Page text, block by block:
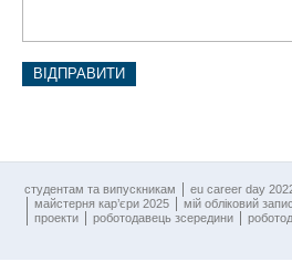
cтудентам та випускникам eu career day
майстерня кар’єри 2025
мій обліковий запис
проекти
роботодавець зсередини